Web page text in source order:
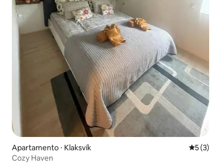
Apartamento ⋅ Klaksvík 5 de
5 (3)
Cozy Haven